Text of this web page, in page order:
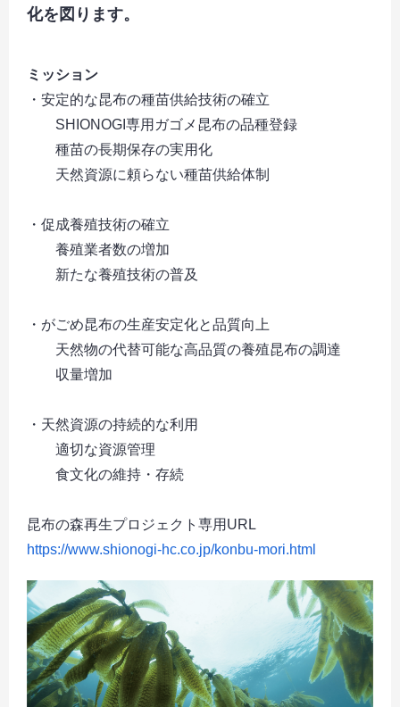
化を図ります。
ミッション
・安定的な昆布の種苗供給技術の確立
SHIONOGI専用ガゴメ昆布の品種登録
種苗の長期保存の実用化
天然資源に頼らない種苗供給体制
・促成養殖技術の確立
養殖業者数の増加
新たな養殖技術の普及
・がごめ昆布の生産安定化と品質向上
天然物の代替可能な高品質の養殖昆布の調達
収量増加
・天然資源の持続的な利用
適切な資源管理
食文化の維持・存続
昆布の森再生プロジェクト専用URL
https://www.shionogi-hc.co.jp/konbu-mori.html